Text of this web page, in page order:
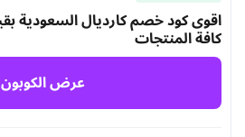
كافة المنتجات
عرض الكوبون